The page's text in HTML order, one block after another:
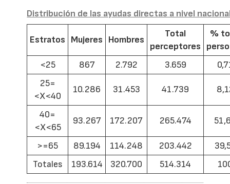
Distribución de las ayudas directas a nivel
Estratos Mujeres Hombres
Total
perceptores
%
<25
867 2.792 3.659
25=
<X<40
10.286 31.453 41.739
40=
<X<65
93.267 172.207 265.474
>=65 89.194 114.248 203.442
Totales
193.614 320.700 514.314